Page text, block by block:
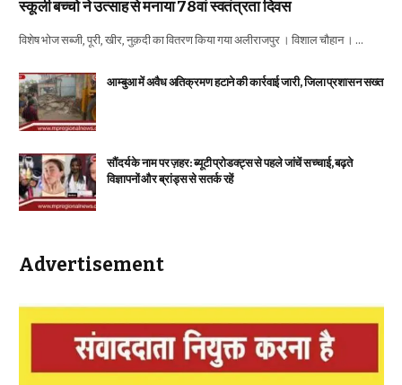
स्कूली बच्चो ने उत्साह से मनाया 78वां स्वतंत्रता दिवस
विशेष भोज सब्जी, पूरी, खीर, नुक़दी का वितरण किया गया अलीराजपुर । विशाल चौहान । …
आम्बुआ में अवैध अतिक्रमण हटाने की कार्रवाई जारी, जिला प्रशासन सख्त
सौंदर्य के नाम पर ज़हर: ब्यूटी प्रोडक्ट्स से पहले जांचें सच्चाई, बढ़ते
विज्ञापनों और ब्रांड्स से सतर्क रहें
Advertisement